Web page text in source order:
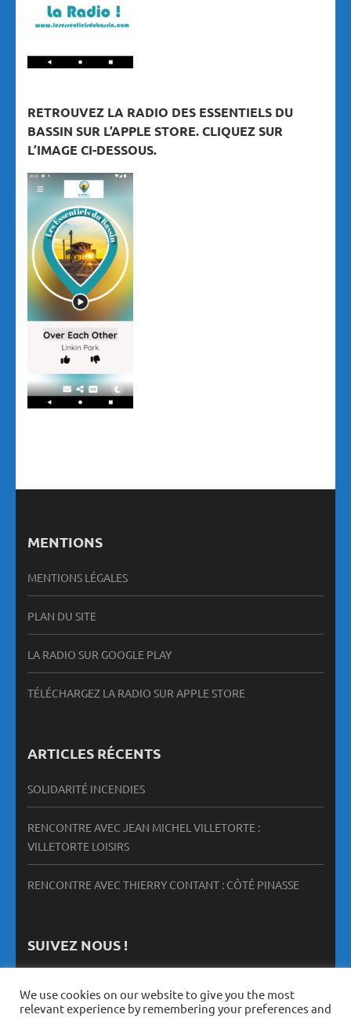
RETROUVEZ LA RADIO DES ESSENTIELS DU
BASSIN SUR L’APPLE STORE. CLIQUEZ SUR
L’IMAGE CI-DESSOUS.
MENTIONS
MENTIONS LÉGALES
PLAN DU SITE
LA RADIO SUR GOOGLE PLAY
TÉLÉCHARGEZ LA RADIO SUR APPLE STORE
ARTICLES RÉCENTS
SOLIDARITÉ INCENDIES
RENCONTRE AVEC JEAN MICHEL VILLETORTE :
VILLETORTE LOISIRS
RENCONTRE AVEC THIERRY CONTANT : CÔTÉ PINASSE
SUIVEZ NOUS !
We use cookies on our website to give you the most
relevant experience by remembering your preferences and